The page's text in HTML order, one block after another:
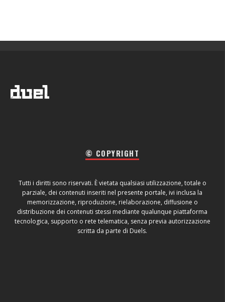
© COPYRIGHT
Tutti i diritti sono riservati. È vietata qualsiasi utilizzazione, totale o
parziale, dei contenuti inseriti nel presente portale, ivi inclusa la
memorizzazione, riproduzione, rielaborazione, diffusione o
distribuzione dei contenuti stessi mediante qualunque piattaforma
tecnologica, supporto o rete telematica, senza previa autorizzazione
scritta da parte di Duels.